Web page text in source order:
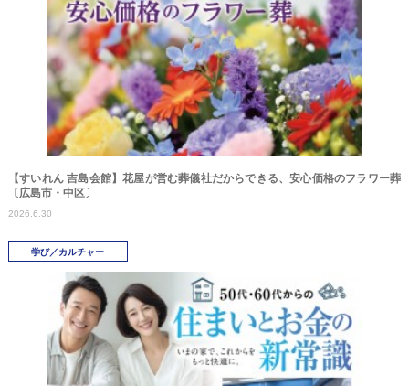
【すいれん 吉島会館】花屋が営む葬儀社だからできる、安心価格のフラワー葬
〔広島市・中区〕
2026.6.30
学び／カルチャー